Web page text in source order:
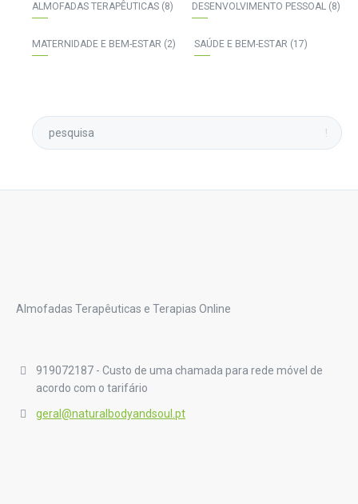
ALMOFADAS TERAPÊUTICAS (8) DESENVOLVIMENTO PESSOAL (8)
MATERNIDADE E BEM-ESTAR (2) SAÚDE E BEM-ESTAR (17)
Almofadas Terapêuticas e Terapias Online
919072187 - Custo de uma chamada para rede móvel de
acordo com o tarifário
geral@naturalbodyandsoul.pt